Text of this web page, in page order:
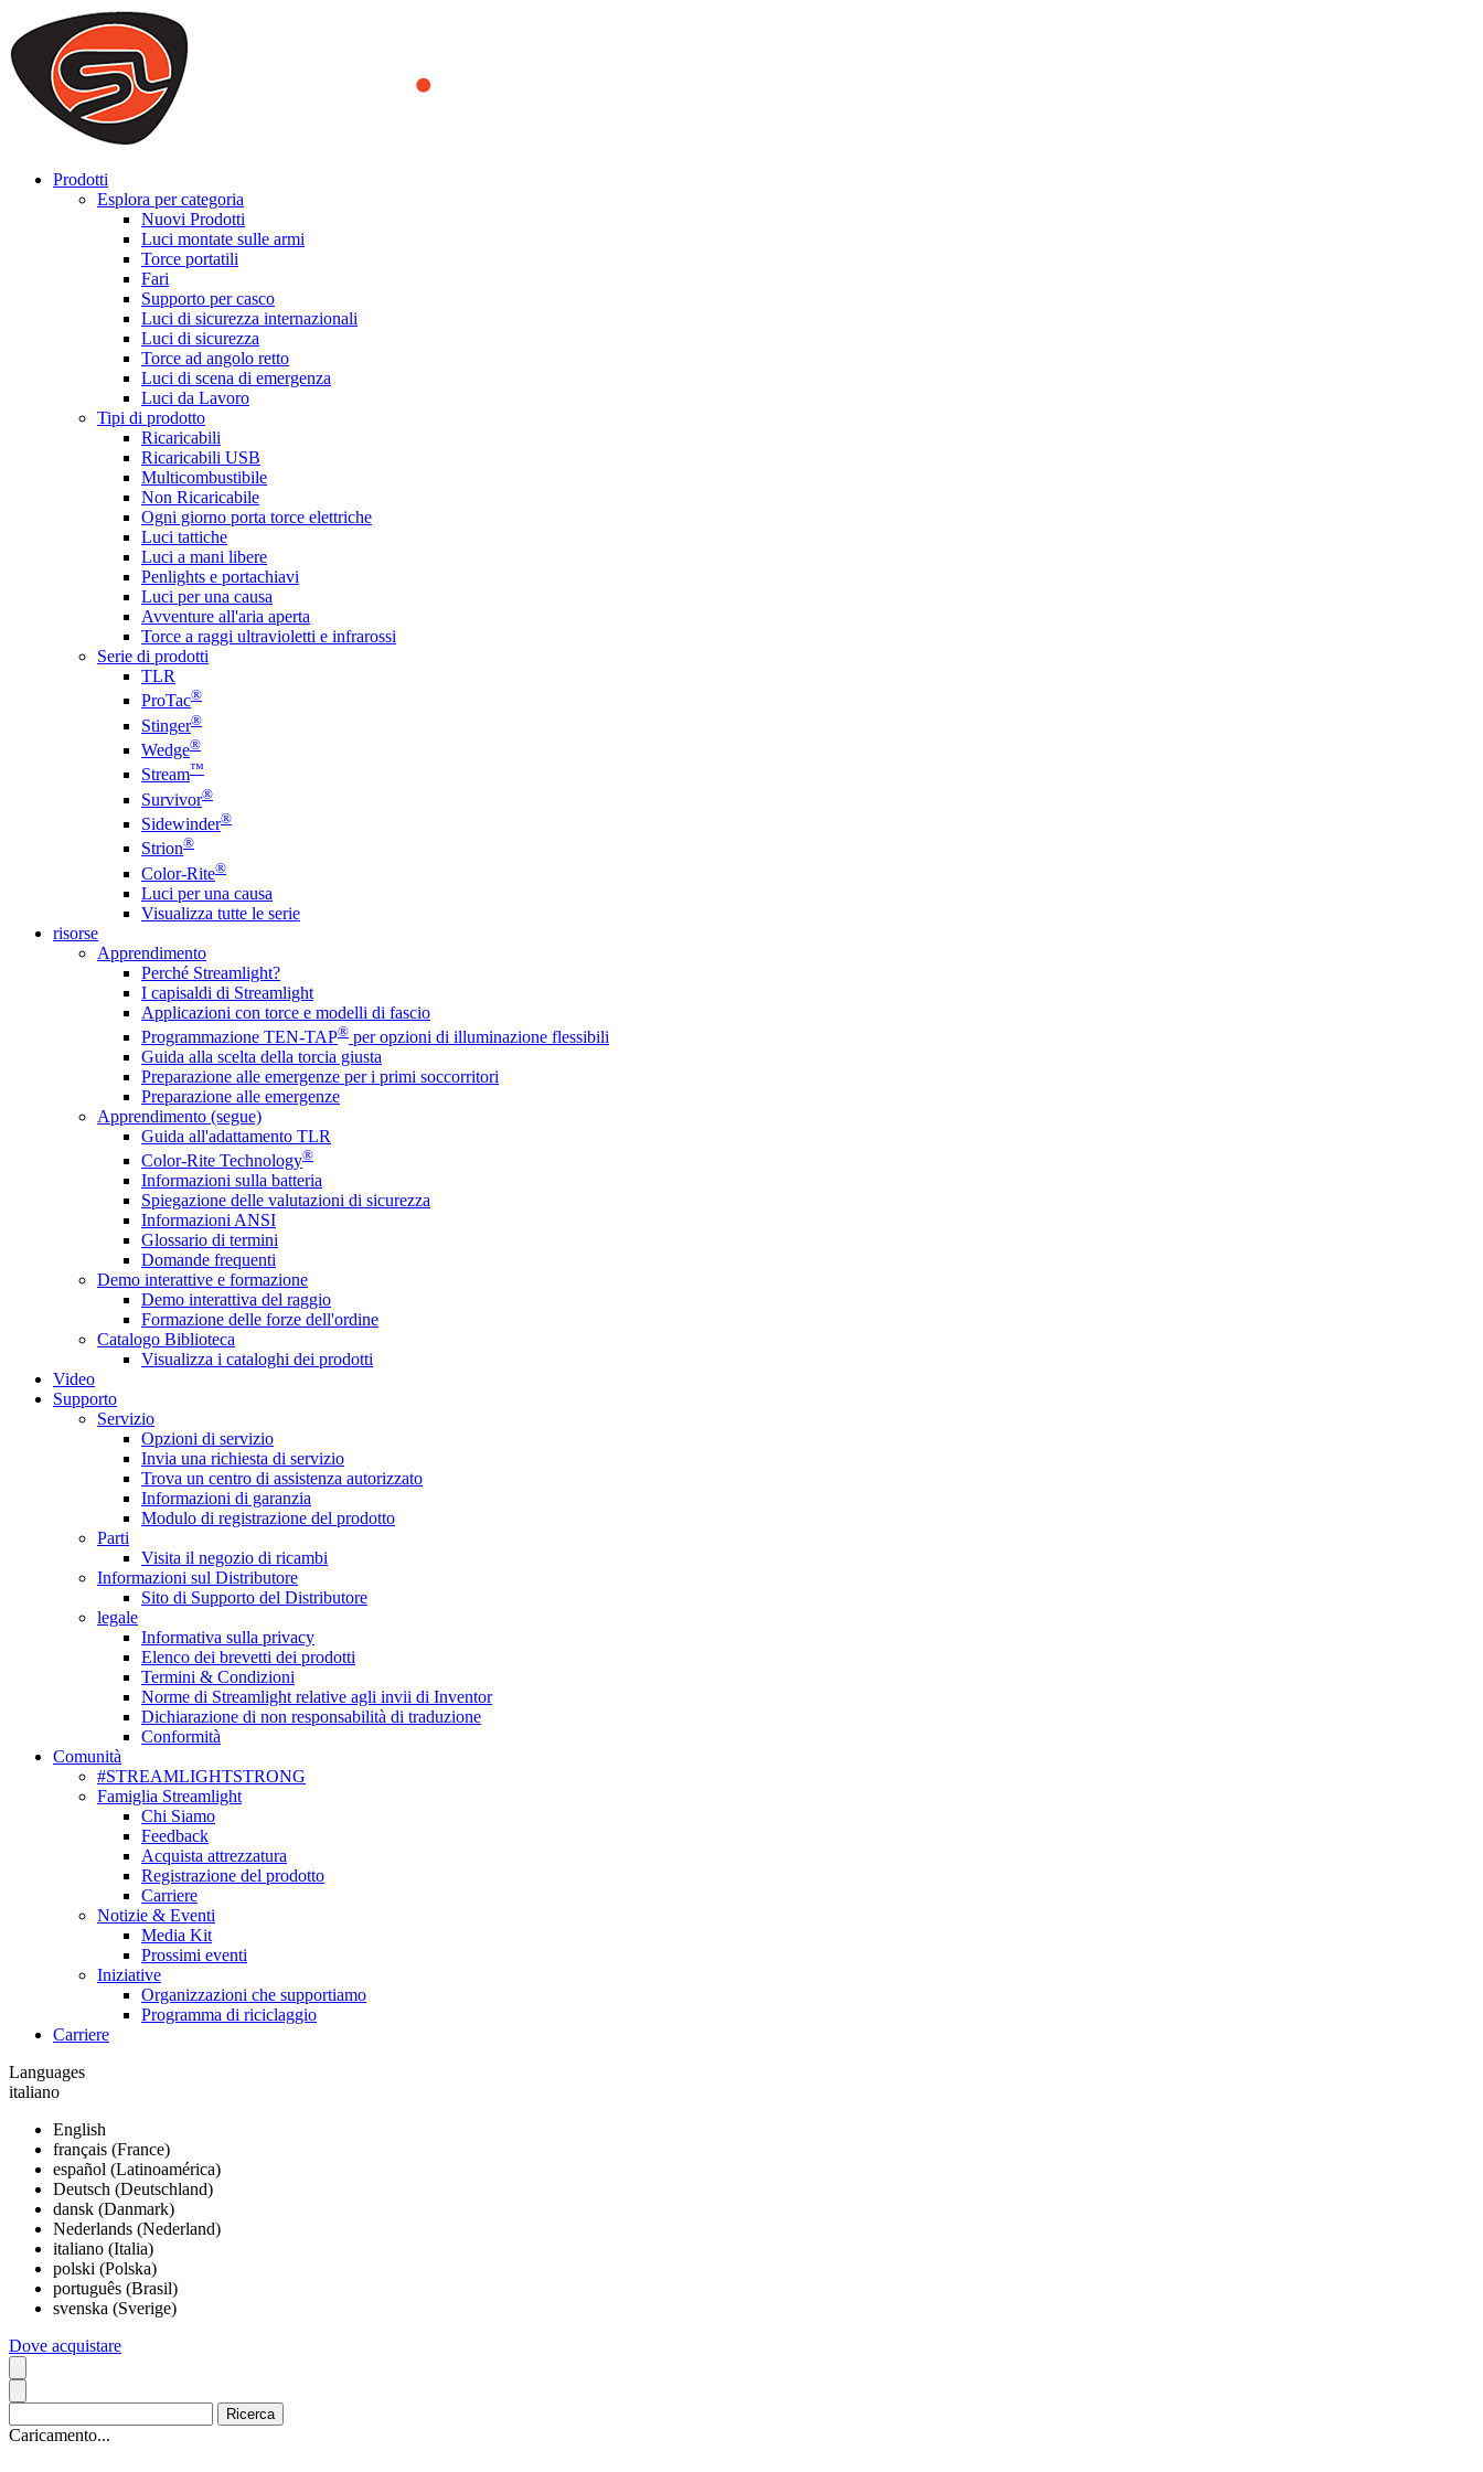
We use cookies to ensure that we provide you the best experience on our website. By continuing to browse this website, you accept that cookies are used to help us analyze how the website is used and to offer
you a better experience. To learn more or to find out how you can disable cookies, you can access our
ACCEPT AND CLOSE
Prodotti
Esplora per categoria
Nuovi Prodotti
Luci montate sulle armi
Torce portatili
Fari
Supporto per casco
Luci di sicurezza internazionali
Luci di sicurezza
Torce ad angolo retto
Luci di scena di emergenza
Luci da Lavoro
Tipi di prodotto
Ricaricabili
Ricaricabili USB
Multicombustibile
Non Ricaricabile
Ogni giorno porta torce elettriche
Luci tattiche
Luci a mani libere
Penlights e portachiavi
Luci per una causa
Avventure all'aria aperta
Torce a raggi ultravioletti e infrarossi
Serie di prodotti
TLR
ProTac®
Stinger®
Wedge®
Stream™
Survivor®
Sidewinder®
Strion®
Color-Rite®
Luci per una causa
Visualizza tutte le serie
risorse
Apprendimento
Perché Streamlight?
I capisaldi di Streamlight
Applicazioni con torce e modelli di fascio
Programmazione TEN-TAP® per opzioni di illuminazione flessibili
Guida alla scelta della torcia giusta
Preparazione alle emergenze per i primi soccorritori
Preparazione alle emergenze
Apprendimento (segue)
Guida all'adattamento TLR
Color-Rite Technology®
Informazioni sulla batteria
Spiegazione delle valutazioni di sicurezza
Informazioni ANSI
Glossario di termini
Domande frequenti
Demo interattive e formazione
Demo interattiva del raggio
Formazione delle forze dell'ordine
Catalogo Biblioteca
Visualizza i cataloghi dei prodotti
Video
Supporto
Servizio
Opzioni di servizio
Invia una richiesta di servizio
Trova un centro di assistenza autorizzato
Informazioni di garanzia
Modulo di registrazione del prodotto
Parti
Visita il negozio di ricambi
Informazioni sul Distributore
Sito di Supporto del Distributore
legale
Informativa sulla privacy
Elenco dei brevetti dei prodotti
Termini & Condizioni
Norme di Streamlight relative agli invii di Inventor
Dichiarazione di non responsabilità di traduzione
Conformità
Comunità
#STREAMLIGHTSTRONG
Famiglia Streamlight
Chi Siamo
Feedback
Acquista attrezzatura
Registrazione del prodotto
Carriere
Notizie & Eventi
Media Kit
Prossimi eventi
Iniziative
Organizzazioni che supportiamo
Programma di riciclaggio
Carriere
Languages
italiano
English
français (France)
español (Latinoamérica)
Deutsch (Deutschland)
dansk (Danmark)
Nederlands (Nederland)
italiano (Italia)
polski (Polska)
português (Brasil)
svenska (Sverige)
Dove acquistare
Caricamento...